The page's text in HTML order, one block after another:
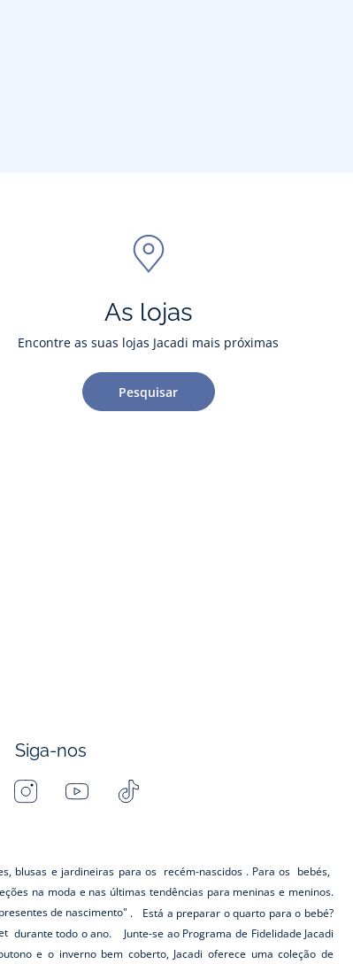
As lojas
Encontre as suas lojas Jacadi mais próximas
Pesquisar
Siga-nos
InstagramYoutube
blusas e jardineiras para os recém-nascidos . Para os bebés,
na moda e nas últimas tendências para meninas e meninos.
presentes de nascimento" . Está a preparar o quarto para o bebé?
durante todo o ano. Junte-se ao Programa de Fidelidade Jacadi
e o inverno bem coberto, Jacadi oferece uma coleção de